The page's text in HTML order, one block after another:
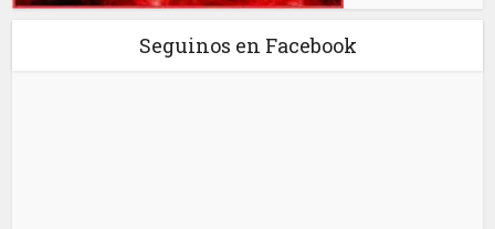
Seguinos en Facebook